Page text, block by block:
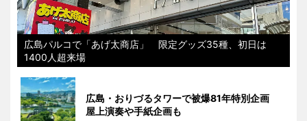
広島パルコで「あげ太商店」 限定グッズ35種、初日は
1400人超来場
広島・おりづるタワーで被爆81年特別企画
屋上演奏や手紙企画も